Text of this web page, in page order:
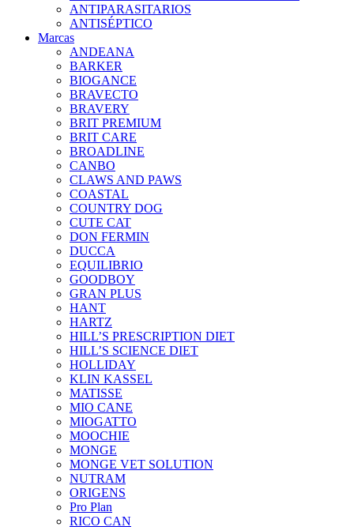
ANTIPARASITARIOS
ANTISÉPTICO
Marcas
ANDEANA
BARKER
BIOGANCE
BRAVECTO
BRAVERY
BRIT PREMIUM
BRIT CARE
BROADLINE
CANBO
CLAWS AND PAWS
COASTAL
COUNTRY DOG
CUTE CAT
DON FERMIN
DUCCA
EQUILIBRIO
GOODBOY
GRAN PLUS
HANT
HARTZ
HILL’S PRESCRIPTION DIET
HILL’S SCIENCE DIET
HOLLIDAY
KLIN KASSEL
MATISSE
MIO CANE
MIOGATTO
MOOCHIE
MONGE
MONGE VET SOLUTION
NUTRAM
ORIGENS
Pro Plan
RICO CAN